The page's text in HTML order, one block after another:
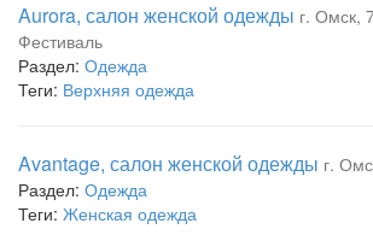
Aurora, салон женской одежды г. Омск,
Фестиваль
Раздел: Одежда
Теги: Верхняя одежда
Avantage, салон женской одежды г.
Раздел: Одежда
Теги: Женская одежда